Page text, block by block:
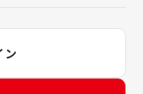
ン